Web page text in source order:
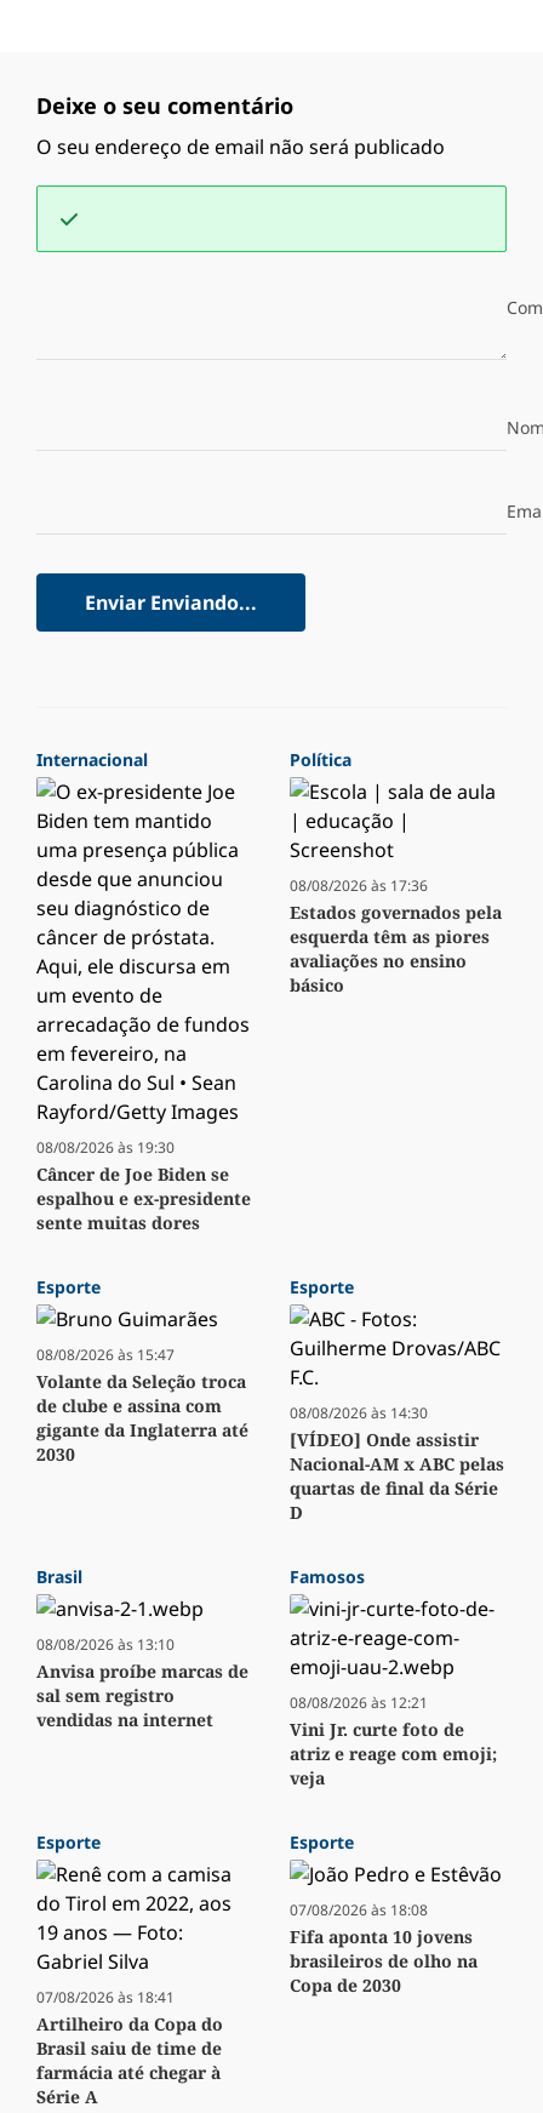
Deixe o seu comentário
O seu endereço de email não será publicado
Enviar Enviando...
Internacional
08/08/2026 às 19:30
Câncer de Joe Biden se
espalhou e ex-presidente
sente muitas dores
Política
08/08/2026 às 17:36
Estados governados pela
esquerda têm as piores
avaliações no ensino
básico
Esporte
08/08/2026 às 15:47
Volante da Seleção troca
de clube e assina com
gigante da Inglaterra até
2030
Esporte
08/08/2026 às 14:30
[VÍDEO] Onde assistir
Nacional-AM x ABC pelas
quartas de final da Série
D
Brasil
08/08/2026 às 13:10
Anvisa proíbe marcas de
sal sem registro
vendidas na internet
Famosos
08/08/2026 às 12:21
Vini Jr. curte foto de
atriz e reage com emoji;
veja
Esporte
07/08/2026 às 18:41
Artilheiro da Copa do
Brasil saiu de time de
farmácia até chegar à
Série A
Esporte
07/08/2026 às 18:08
Fifa aponta 10 jovens
brasileiros de olho na
Copa de 2030